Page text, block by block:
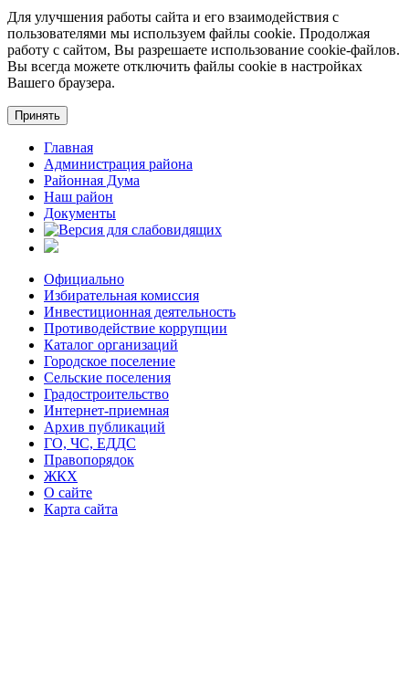
Для улучшения работы сайта и его взаимодействия с
пользователями мы используем файлы cookie. Продолжая
работу с сайтом, Вы разрешаете использование cookie-файлов.
Вы всегда можете отключить файлы cookie в настройках
Вашего браузера.
Принять
Главная
Администрация района
Районная Дума
Наш район
Документы
Официально
Избирательная комиссия
Инвестиционная деятельность
Противодействие коррупции
Каталог организаций
Городское поселение
Сельские поселения
Градостроительство
Интернет-приемная
Архив публикаций
ГО, ЧС, ЕДДС
Правопорядок
ЖКХ
О сайте
Карта сайта